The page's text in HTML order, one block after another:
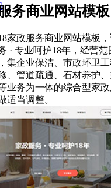
务商业网站模板
家政服务商业网站模板
· 专业呵护18年，经营
集企业保洁、市政环卫
、管道疏通、石材养护
业务为一体的综合型家
适当调整。